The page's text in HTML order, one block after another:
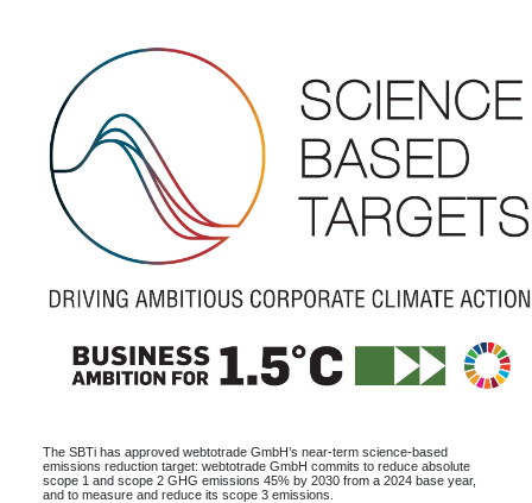
The SBTi has approved webtotrade GmbH’s near-term science-based
emissions reduction target: webtotrade GmbH commits to reduce absolute
scope 1 and scope 2 GHG emissions 45% by 2030 from a 2024 base year,
and to measure and reduce its scope 3 emissions.